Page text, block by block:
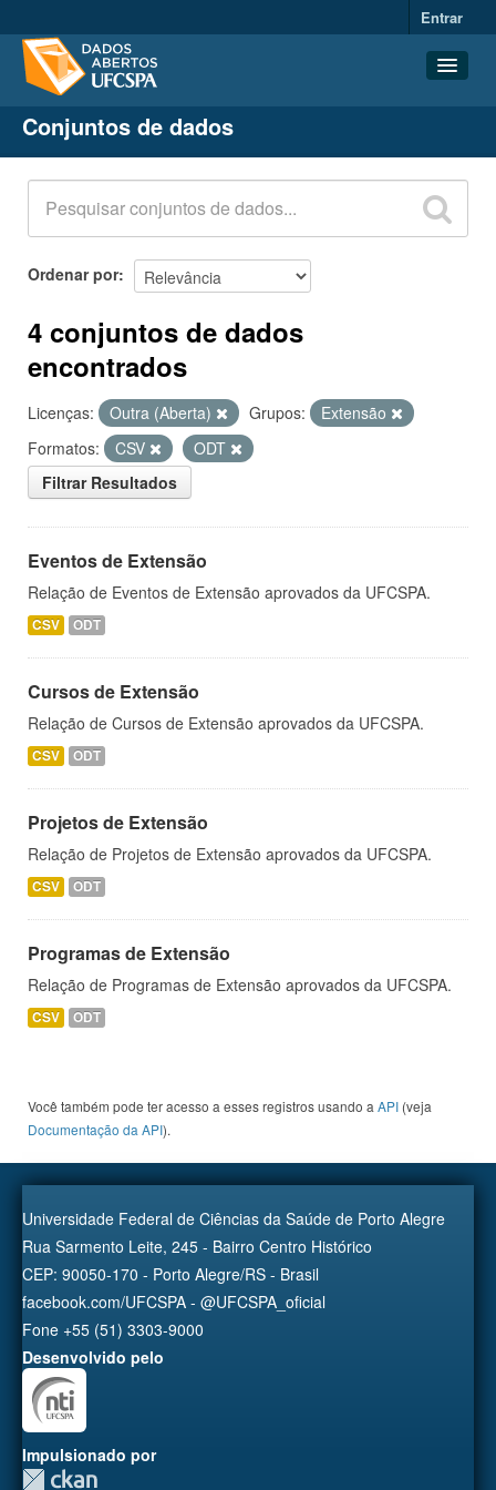
Entrar
Conjuntos de dados
Organizações
Grupos
Sobre
Conjuntos de dados
Ordenar por
4 conjuntos de dados
encontrados
Licenças: Outra (Aberta) Grupos:
Extensão
Formatos:
CSV
ODT
Filtrar Resultados
Eventos de Extensão
Relação de Eventos de Extensão aprovados da UFCSPA.
CSV ODT
Cursos de Extensão
Relação de Cursos de Extensão aprovados da UFCSPA.
CSV ODT
Projetos de Extensão
Relação de Projetos de Extensão aprovados da UFCSPA.
CSV ODT
Programas de Extensão
Relação de Programas de Extensão aprovados da UFCSPA.
CSV ODT
Você também pode ter acesso a esses registros usando a API (veja
Documentação da API).
Universidade Federal de Ciências da Saúde de Porto Alegre
Rua Sarmento Leite, 245 - Bairro Centro Histórico
CEP: 90050-170 - Porto Alegre/RS - Brasil
facebook.com/UFCSPA - @UFCSPA_oficial
Fone +55 (51) 3303-9000
Desenvolvido pelo
Impulsionado por